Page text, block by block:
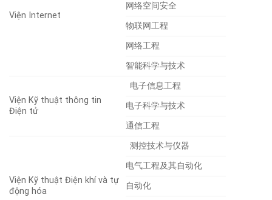
Viện Internet
网络空间安全
物联网工程
网络工程
智能科学与技术
Viện Kỹ thuật thông tin
Điện tử
电子信息工程
电子科学与技术
通信工程
Viện Kỹ thuật Điện khí và tự
động hóa
测控技术与仪器
电气工程及其自动化
自动化